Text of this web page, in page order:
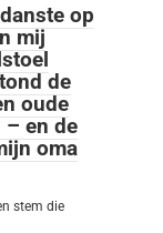
op
mij
de
oude
– en de
oma
stem die